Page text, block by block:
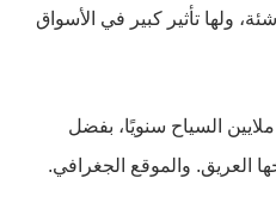
ولها تأثير كبير في الأسواق
السياح سنويًا، بفضل
العريق. والموقع الجغرافي.